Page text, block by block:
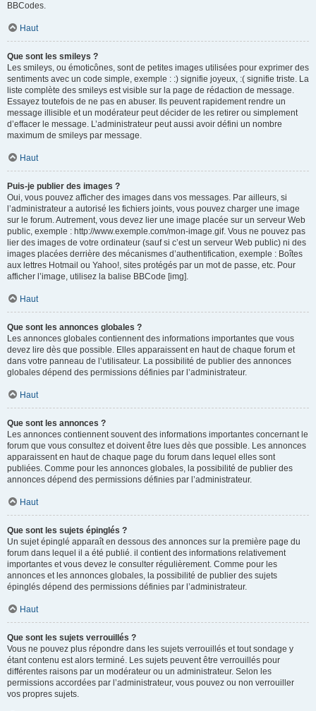
BBCodes.
Haut
Que sont les smileys ?
Les smileys, ou émoticônes, sont de petites images utilisées pour exprimer des
sentiments avec un code simple, exemple : :) signifie joyeux, :( signifie triste. La
liste complète des smileys est visible sur la page de rédaction de message.
Essayez toutefois de ne pas en abuser. Ils peuvent rapidement rendre un
message illisible et un modérateur peut décider de les retirer ou simplement
d’effacer le message. L’administrateur peut aussi avoir défini un nombre
maximum de smileys par message.
Haut
Puis-je publier des images ?
Oui, vous pouvez afficher des images dans vos messages. Par ailleurs, si
l’administrateur a autorisé les fichiers joints, vous pouvez charger une image
sur le forum. Autrement, vous devez lier une image placée sur un serveur Web
public, exemple : http://www.exemple.com/mon-image.gif. Vous ne pouvez pas
lier des images de votre ordinateur (sauf si c’est un serveur Web public) ni des
images placées derrière des mécanismes d’authentification, exemple : Boîtes
aux lettres Hotmail ou Yahoo!, sites protégés par un mot de passe, etc. Pour
afficher l’image, utilisez la balise BBCode [img].
Haut
Que sont les annonces globales ?
Les annonces globales contiennent des informations importantes que vous
devez lire dès que possible. Elles apparaissent en haut de chaque forum et
dans votre panneau de l’utilisateur. La possibilité de publier des annonces
globales dépend des permissions définies par l’administrateur.
Haut
Que sont les annonces ?
Les annonces contiennent souvent des informations importantes concernant le
forum que vous consultez et doivent être lues dès que possible. Les annonces
apparaissent en haut de chaque page du forum dans lequel elles sont
publiées. Comme pour les annonces globales, la possibilité de publier des
annonces dépend des permissions définies par l’administrateur.
Haut
Que sont les sujets épinglés ?
Un sujet épinglé apparaît en dessous des annonces sur la première page du
forum dans lequel il a été publié. il contient des informations relativement
importantes et vous devez le consulter régulièrement. Comme pour les
annonces et les annonces globales, la possibilité de publier des sujets
épinglés dépend des permissions définies par l’administrateur.
Haut
Que sont les sujets verrouillés ?
Vous ne pouvez plus répondre dans les sujets verrouillés et tout sondage y
étant contenu est alors terminé. Les sujets peuvent être verrouillés pour
différentes raisons par un modérateur ou un administrateur. Selon les
permissions accordées par l’administrateur, vous pouvez ou non verrouiller
vos propres sujets.